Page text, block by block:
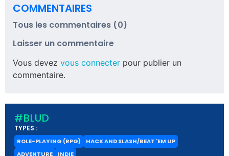
COMMENTAIRES
Tous les commentaires (0)
Laisser un commentaire
Vous devez vous connecter pour publier un
commentaire.
#BLUD
TYPES :
ROLE-PLAYING (RPG)
HACK AND SLASH/BEAT 'EM UP
ADVENTURE
INDIE